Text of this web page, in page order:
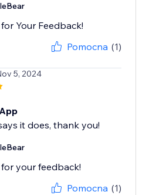
Your Feedback!
Pomocna (1)
5, 2024
it does, thank you!
your feedback!
Pomocna (1)